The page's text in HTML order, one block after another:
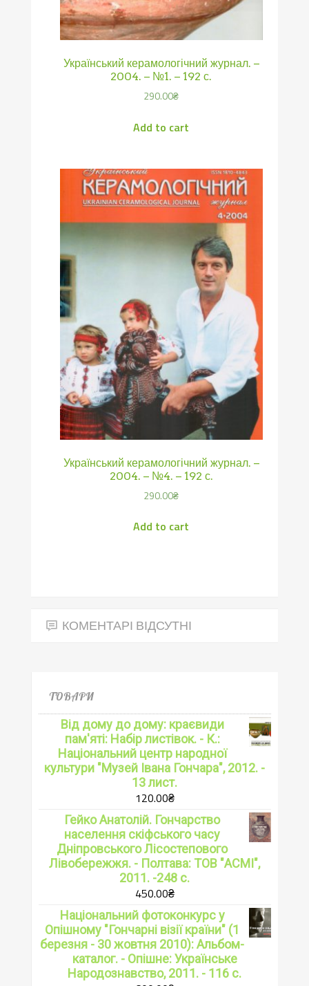
Український керамологічний журнал. –
2004. – №1. – 192 с.
290.00₴
Add to cart
Український керамологічний журнал. –
2004. – №4. – 192 с.
290.00₴
Add to cart
КОМЕНТАРІ ВІДСУТНІ
ТОВАРИ
Від дому до дому: краєвиди
пам'яті: Набір листівок. - К.:
Національний центр народної
культури "Музей Івана Гончара", 2012. -
13 лист.
120.00₴
Гейко Анатолій. Гончарство
населення скіфського часу
Дніпровського Лісостепового
Лівобережжя. - Полтава: ТОВ "АСМІ",
2011. -248 с.
450.00₴
Національний фотоконкурс у
Опішному "Гончарні візії країни" (1
березня - 30 жовтня 2010): Альбом-
каталог. - Опішне: Українське
Народознавство, 2011. - 116 с.